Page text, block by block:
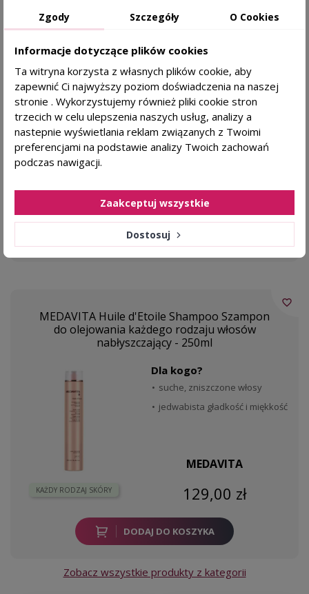
MILK SHAKE Integrity Szampon głęboko
regenerujący - 300 ml
KAŻDY RODZAJ SKÓRY
Dla kogo?
wspiera regenerację i
odbudowę struktury włosa
intensywnie nawilża i odżywia
włosy na całej długości
82,60 zł
DODAJ DO KOSZYKA
MEDAVITA Huile d'Etoile Shampoo Szampon
do olejowania każdego rodzaju włosów
nabłyszczający - 250ml
KAŻDY RODZAJ SKÓRY
Dla kogo?
suche, zniszczone włosy
jedwabista gładkość i miękkość
MEDAVITA
129,00 zł
DODAJ DO KOSZYKA
favorite_border
Zobacz wszystkie produkty z kategorii
Zgody Szczegóły O Cookies
Informacje dotyczące plików cookies
Ta witryna korzysta z własnych plików cookie, aby
zapewnić Ci najwyższy poziom doświadczenia na naszej
stronie . Wykorzystujemy również pliki cookie stron
trzecich w celu ulepszenia naszych usług, analizy a
nastepnie wyświetlania reklam związanych z Twoimi
preferencjami na podstawie analizy Twoich zachowań
podczas nawigacji.
Dostosuj
Zaakceptuj wszystkie